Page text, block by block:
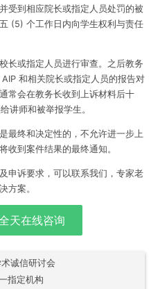
受到相应院长或指定人员处罚的被
(5) 个工作日内向学生权利与责任
长或指定人员进行审查。之后教务
和相关院长或指定人员的报告对
常会在教务长收到上诉材料后十
讲师和被举报学生。
最终和决定性的，不允许进一步上
收到案件结果的最终通知。
申诉要求，可以联系我们，专家老
方案。
天在线咨询
诚信研讨会
指定机构